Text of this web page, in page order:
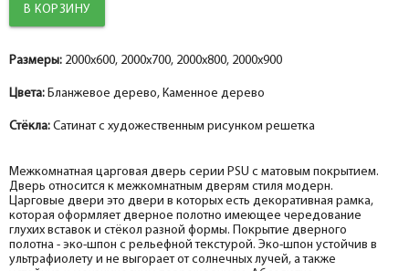
Размеры: 2000x600, 2000x700, 2000x800, 2000x900
Цвета: Бланжевое дерево, Каменное дерево
Стёкла: Сатинат с художественным рисунком решетка
Межкомнатная царговая дверь серии PSU с матовым покрытием.
Дверь относится к межкомнатным дверям стиля модерн.
Царговые двери это двери в которых есть декоративная рамка,
которая оформляет дверное полотно имеющее чередование
глухих вставок и стёкол разной формы. Покрытие дверного
полотна - эко-шпон с рельефной текстурой. Эко-шпон устойчив в
ультрафиолету и не выгорает от солнечных лучей, а также